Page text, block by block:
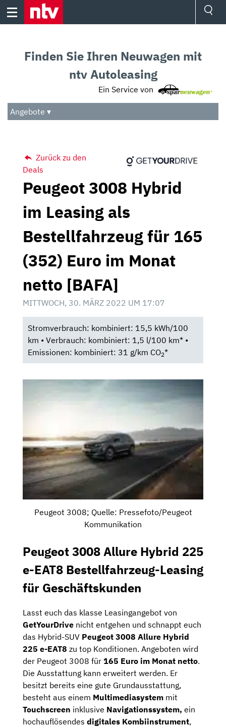
Skip
Audio
Das Beste
Finden Sie Ihren Neuwagen mit
ntv Autoleasing
Ein Service von
Angebote ▾
Zurück zu den
Deals
Peugeot 3008 Hybrid
im Leasing als
Bestellfahrzeug für 165
(352) Euro im Monat
netto [BAFA]
MITTWOCH, 30. MÄRZ 2022 UM 17:07
Stromverbrauch: kombiniert: 15,5 kWh/100
km • Verbrauch: kombiniert: 1,5 l/100 km* •
Emissionen: kombiniert: 31 g/km CO2*
Peugeot 3008; Quelle: Pressefoto/Peugeot
Kommunikation
Peugeot 3008 Allure Hybrid 225
e-EAT8 Bestellfahrzeug-Leasing
für Geschäftskunden
Lasst euch das klasse Leasingangebot von
GetYourDrive nicht entgehen und schnappt euch
das Hybrid-SUV Peugeot 3008 Allure Hybrid
225 e-EAT8 zu top Konditionen. Angeboten wird
der Peugeot 3008 für 165 Euro im Monat netto.
Die Ausstattung kann erweitert werden. Er
besitzt bereits eine gute Grundausstattung,
besteht aus einem Multimediasystem mit
Touchscreen inklusive Navigationssystem, ein
hochauflösendes digitales Kombiinstrument,